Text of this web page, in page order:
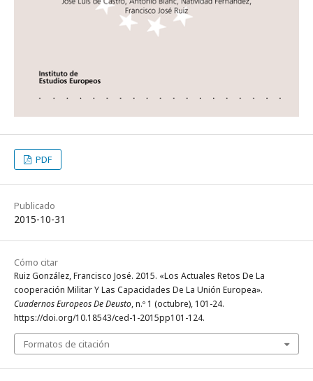
PDF
Publicado
2015-10-31
Cómo citar
Ruiz González, Francisco José. 2015. «Los Actuales Retos De La
cooperación Militar Y Las Capacidades De La Unión Europea».
Cuadernos Europeos De Deusto, n.º 1 (octubre), 101-24.
https://doi.org/10.18543/ced-1-2015pp101-124.
Formatos de citación